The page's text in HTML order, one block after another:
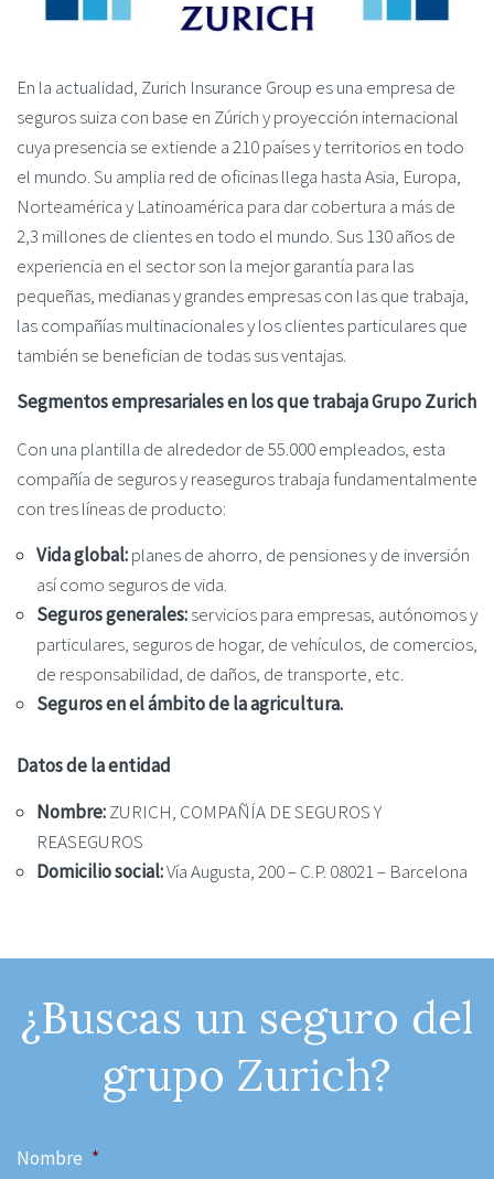
En la actualidad, Zurich Insurance Group es una empresa de
seguros suiza con base en Zúrich y proyección internacional
cuya presencia se extiende a 210 países y territorios en todo
el mundo. Su amplia red de oficinas llega hasta Asia, Europa,
Norteamérica y Latinoamérica para dar cobertura a más de
2,3 millones de clientes en todo el mundo. Sus 130 años de
experiencia en el sector son la mejor garantía para las
pequeñas, medianas y grandes empresas con las que trabaja,
las compañías multinacionales y los clientes particulares que
también se benefician de todas sus ventajas.
Segmentos empresariales en los que trabaja Grupo Zurich
Con una plantilla de alrededor de 55.000 empleados, esta
compañía de seguros y reaseguros trabaja fundamentalmente
con tres líneas de producto:
Vida global:planes de ahorro, de pensiones y de inversión
así como seguros de vida.
Seguros generales:servicios para empresas, autónomos y
particulares, seguros de hogar, de vehículos, de comercios,
de responsabilidad, de daños, de transporte, etc.
Seguros en el ámbito de la agricultura.
Datos de la entidad
Nombre:ZURICH, COMPAÑÍA DE SEGUROS Y
REASEGUROS
Domicilio social:Vía Augusta, 200 – C.P. 08021 – Barcelona
¿Buscas un seguro del
grupo Zurich?
Nombre *